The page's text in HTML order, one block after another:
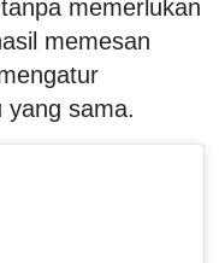
memerlukan
memesan
yang sama.